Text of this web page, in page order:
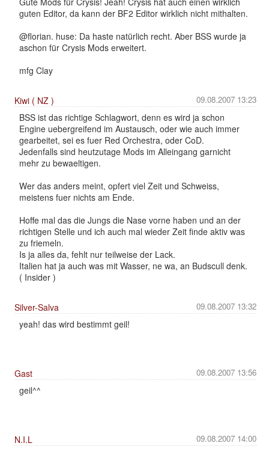
guten Editor, da kann der BF2 Editor wirklich nicht mithalten.
@florian. huse: Da haste natürlich recht. Aber BSS wurde ja
aschon für Crysis Mods erweitert.
mfg Clay
09.08.2007 13:23
Kiwi ( NZ )
BSS ist das richtige Schlagwort, denn es wird ja schon
Engine uebergreifend im Austausch, oder wie auch immer
gearbeitet, sei es fuer Red Orchestra, oder CoD.
Jedenfalls sind heutzutage Mods im Alleingang garnicht
mehr zu bewaeltigen.
Wer das anders meint, opfert viel Zeit und Schweiss,
meistens fuer nichts am Ende.
Hoffe mal das die Jungs die Nase vorne haben und an der
richtigen Stelle und ich auch mal wieder Zeit finde aktiv was
zu friemeln.
Is ja alles da, fehlt nur teilweise der Lack.
Italien hat ja auch was mit Wasser, ne wa, an Budscull denk.
( Insider )
09.08.2007 13:32
Silver-Salva
yeah! das wird bestimmt geil!
09.08.2007 13:56
Gast
geil^^
09.08.2007 14:00
N.I.L